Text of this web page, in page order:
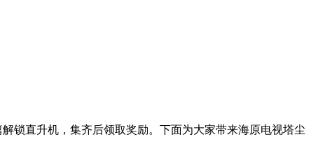
锁直升机，集齐后领取奖励。下面为大家带来海原电视塔尘